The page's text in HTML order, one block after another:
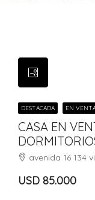
DESTACADA EN
CASA EN
avenida 16 134
USD 85.000